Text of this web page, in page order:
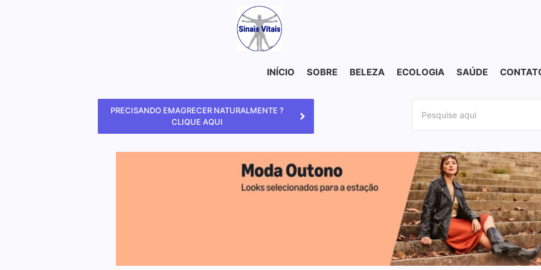
INÍCIO SOBRE BELEZA ECOLOGIA SAÚDE
PRECISANDO EMAGRECER NATURALMENTE ?
CLIQUE AQUI